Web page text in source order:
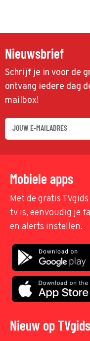
Nieuwsbrief
Schrijf je in voor de
ontvang iedere dag
mailbox!
Mobiele apps
Met de gratis
tv is, eenvoudig je
en alerts instellen.
Nieuw op